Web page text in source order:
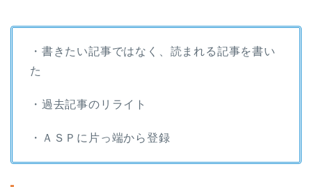
・書きたい記事ではなく、読まれる記事を書い
た
・過去記事のリライト
・ＡＳＰに片っ端から登録